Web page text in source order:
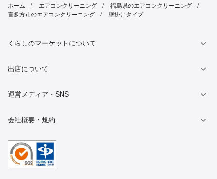
ホーム エアコンクリーニング
福島県のエアコンクリーニング
喜多方市のエアコンクリーニング
壁掛けタイプ
くらしのマーケットについて
出店について
運営メディア・SNS
会社概要・規約